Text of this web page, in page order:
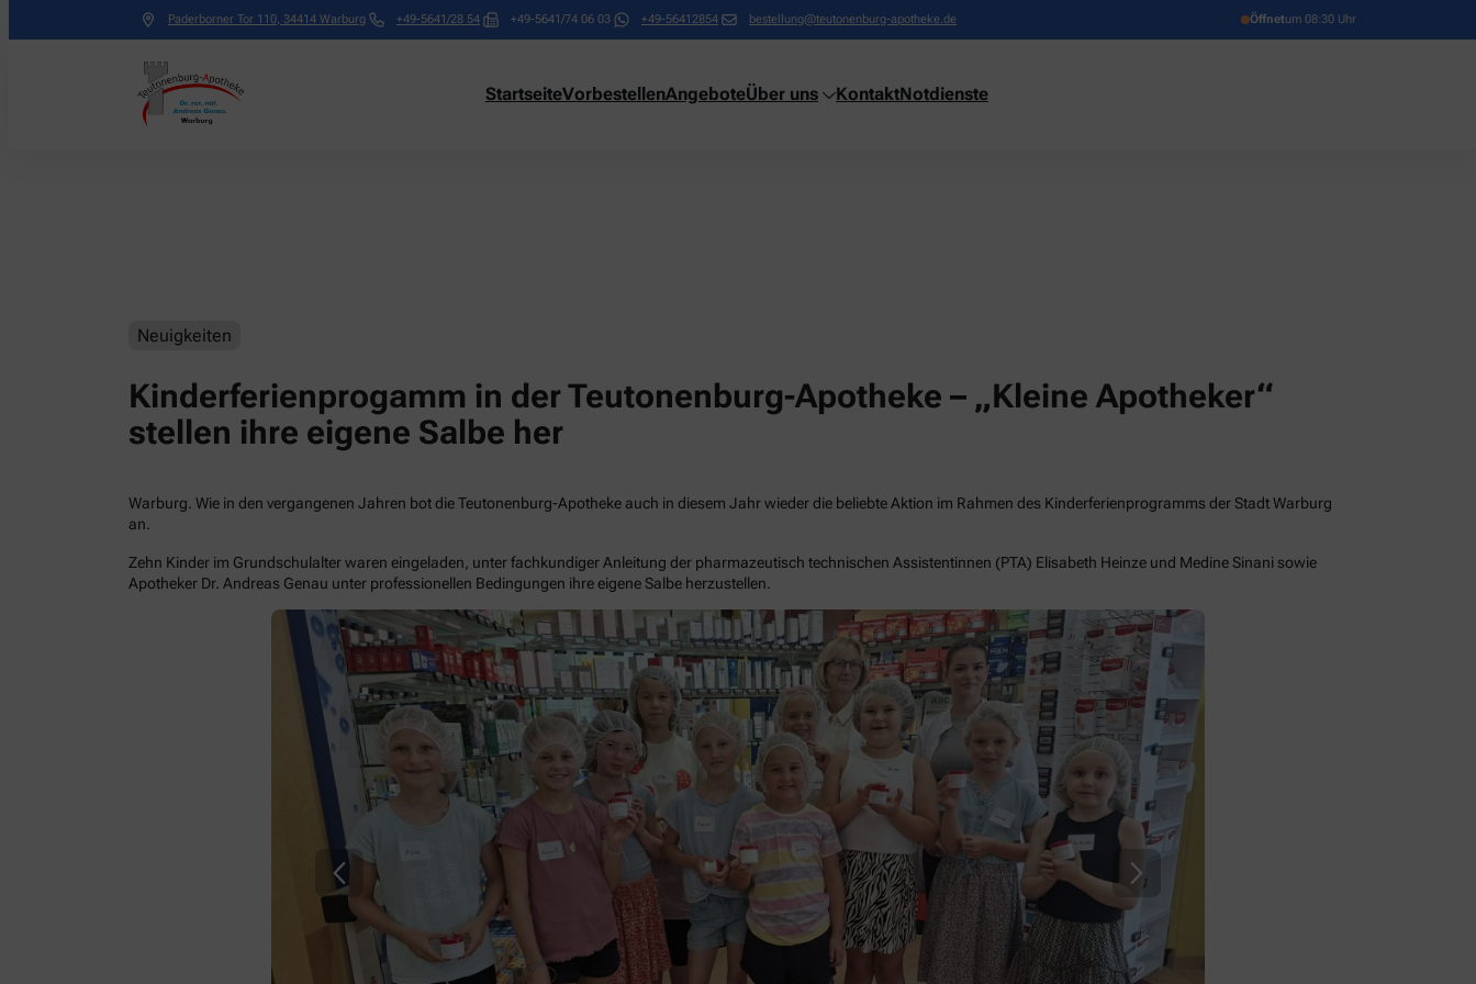
Paderborner Tor 110, 34414 Warburg +49-5641/28 54 +49-5641/74 06 03 +49-56412854 bestellung@teutonenburg-apotheke.de Öffnetum 08:30 Uhr
StartseiteVorbestellenAngeboteÜber uns KontaktNotdienste
Neuigkeiten
Kinderferienprogamm in der Teutonenburg-Apotheke – „Kleine Apotheker“
stellen ihre eigene Salbe her
Warburg. Wie in den vergangenen Jahren bot die Teutonenburg-Apotheke auch in diesem Jahr wieder die beliebte Aktion im Rahmen des Kinderferienprogramms der Stadt Warburg
an.
Zehn Kinder im Grundschulalter waren eingeladen, unter fachkundiger Anleitung der pharmazeutisch technischen Assistentinnen (PTA) Elisabeth Heinze und Medine Sinani sowie
Apotheker Dr. Andreas Genau unter professionellen Bedingungen ihre eigene Salbe herzustellen.